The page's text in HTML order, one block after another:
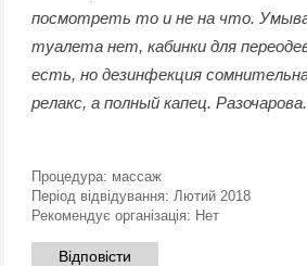
посмотреть то и не на что.
туалета нет, кабинки для
есть, но дезинфекция
релакс, а полный капец. Разочарова.
Процедура: массаж
Період відвідування: Лютий 2018
Рекомендує організація: Нет
Відповісти